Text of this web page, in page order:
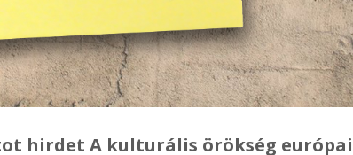
hirdet A kulturális örökség európai